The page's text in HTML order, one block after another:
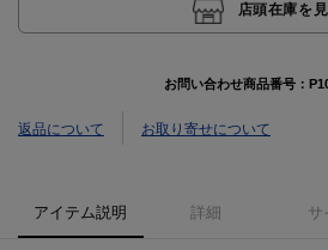
店頭在庫を
お問い合わせ商品番号：
返品について お取り寄せについて
アイテム説明 詳細 サ